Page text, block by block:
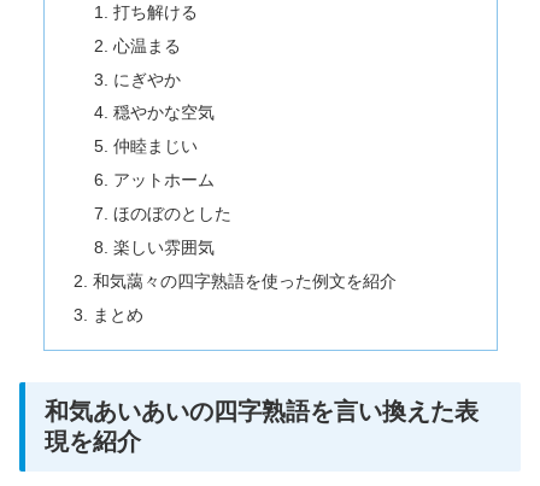
打ち解ける
心温まる
にぎやか
穏やかな空気
仲睦まじい
アットホーム
ほのぼのとした
楽しい雰囲気
和気藹々の四字熟語を使った例文を紹介
まとめ
和気あいあいの四字熟語を言い換えた表
現を紹介